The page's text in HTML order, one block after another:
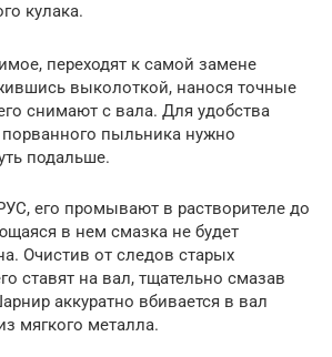
кулака.
переходят к самой замене
выколоткой, нанося точные
снимают с вала. Для удобства
пыльника нужно
подальше.
его промывают в растворителе до
в нем смазка не будет
Очистив от следов старых
ставят на вал, тщательно смазав
аккуратно вбивается в вал
мягкого металла.